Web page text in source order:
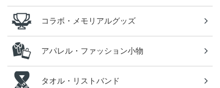
コラボ・メモリアルグッズ
アパレル・ファッション小物
タオル・リストバンド